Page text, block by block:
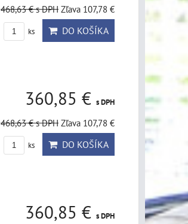
468,63 €s DPH Zľava 107,78 €
ks DO KOŠÍKA
360,85 € s DPH
468,63 €s DPH Zľava 107,78 €
ks DO KOŠÍKA
360,85 € s DPH